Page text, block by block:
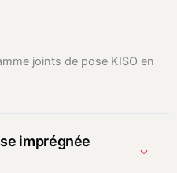
joints de pose KISO en
imprégnée